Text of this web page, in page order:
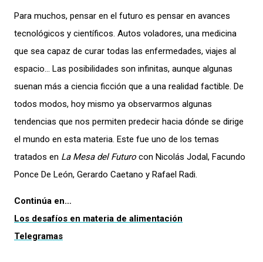
Para muchos, pensar en el futuro es pensar en avances
tecnológicos y científicos. Autos voladores, una medicina
que sea capaz de curar todas las enfermedades, viajes al
espacio… Las posibilidades son infinitas, aunque algunas
suenan más a ciencia ficción que a una realidad factible. De
todos modos, hoy mismo ya observarmos algunas
tendencias que nos permiten predecir hacia dónde se dirige
el mundo en esta materia. Este fue uno de los temas
tratados en La Mesa del Futuro con Nicolás Jodal, Facundo
Ponce De León, Gerardo Caetano y Rafael Radi.
Continúa en…
Los desafíos en materia de alimentación
Telegramas